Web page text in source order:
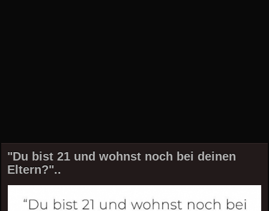
"Du bist 21 und wohnst noch bei deinen
Eltern?"..